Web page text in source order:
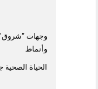
وجهات
وأنماط
الحياة الصحية